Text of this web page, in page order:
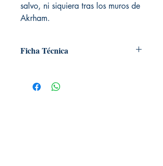
salvo, ni siquiera tras los muros de
Akrham.
Ficha Técnica
Editorial: ECC
Idioma: Castellano